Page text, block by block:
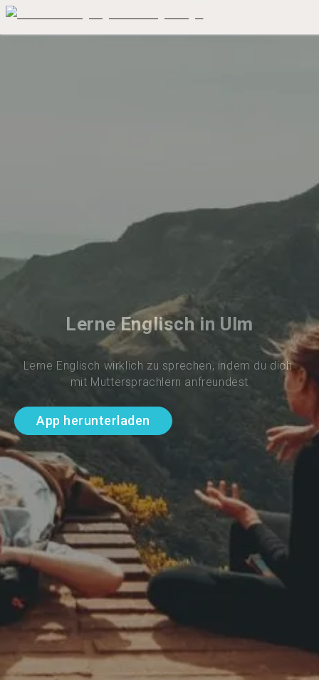
Lerne Englisch in Ulm
Lerne Englisch wirklich zu sprechen, indem du dich
mit Muttersprachlern anfreundest
App herunterladen